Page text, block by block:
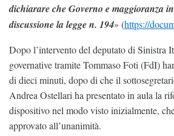
dichiarare che Governo e maggioranza
discussione la legge n. 194» (https://
Dopo l’intervento del deputato di Sinistra
governative tramite Tommaso Foti (FdI)
di dieci minuti, dopo di che il
Andrea Ostellari ha presentato in aula la
dispositivo nel modo visto inizialmente,
approvato all’unanimità.